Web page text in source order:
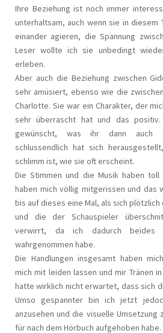
Ihre Beziehung ist noch immer
unterhaltsam, auch wenn sie in diesem
einander agieren, die Spannung
Leser wollte ich sie unbedingt
erleben.
Aber auch die Beziehung zwischen
sehr amüsiert, ebenso wie die
Charlotte. Sie war ein Charakter, der
sehr überrascht hat und das
gewünscht, was ihr dann auch
schlussendlich hat sich
schlimm ist, wie sie oft erscheint.
Die Stimmen und die Musik haben
haben mich völlig mitgerissen und das
bis auf dieses eine Mal, als sich
und die der Schauspieler
verwirrt, da ich dadurch beides
wahrgenommen habe.
Die Handlungen insgesamt haben
mich mit leiden lassen und mir Tränen
hatte wirklich nicht erwartet, dass sich
Umso gespannter bin ich jetzt
anzusehen und die visuelle
für nach dem Hörbuch aufgehoben habe.